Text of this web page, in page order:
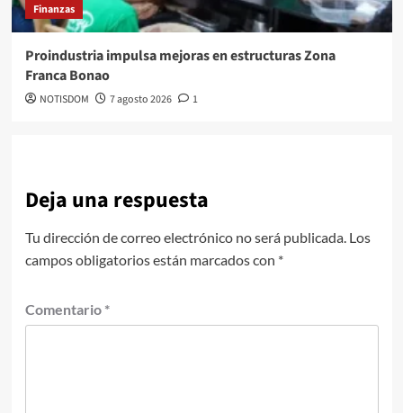
Finanzas
Proindustria impulsa mejoras en estructuras Zona
Franca Bonao
NOTISDOM 7 agosto 2026 1
Deja una respuesta
Tu dirección de correo electrónico no será publicada. Los
campos obligatorios están marcados con *
Comentario *